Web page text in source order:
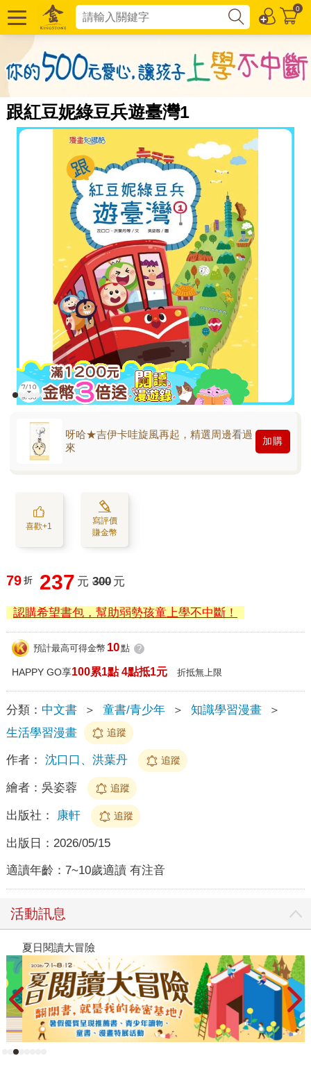
0
跟紅豆妮綠豆兵遊臺灣1
呀哈★吉伊卡哇旋風再起，精選周邊看過
來
加購
喜歡+1
寫評價
賺金幣
79 折 237 元 300 元
認購希望書包，幫助弱勢孩童上學不中斷！
預計最高可得金幣 10點 ?
HAPPY GO享100累1點 4點抵1元 折抵無上限
分類： 中文書 ＞ 童書/青少年 ＞ 知識學習漫畫
＞
生活學習漫畫
追蹤
作者： 沈口口、洪葉丹 追蹤
繪者： 吳姿蓉 追蹤
出版社： 康軒 追蹤
出版日： 2026/05/15
適讀年齡： 7~10歲適讀 有注音
活動訊息
夏日閱讀大冒險